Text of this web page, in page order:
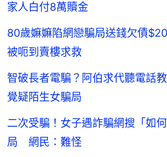
家人白付8萬贖金
80歲嫲嫲陷網戀騙局送錢欠債
被呃到賣樓求救
智破長者電騙？阿伯求代聽電話
覺疑陌生女騙局
二次受騙！女子遇詐騙網搜「如
局 網民：難怪